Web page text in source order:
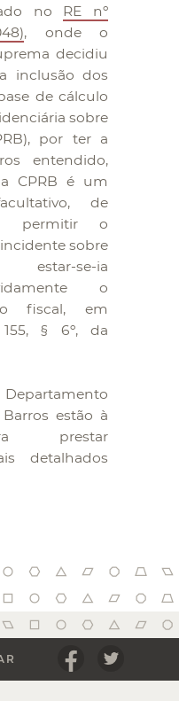
no RE nº
, onde o
decidiu
inclusão dos
de cálculo
sobre
por ter a
entendido,
CPRB é um
de
permitir o
sobre
estar-se-ia
o
fiscal, em
§ 6º, da
estão à
prestar
detalhados